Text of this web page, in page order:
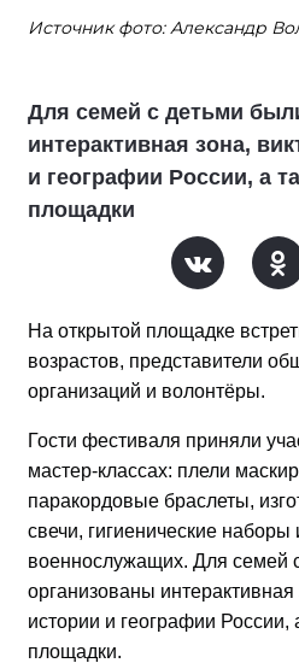
Источник фото: Александр
Для семей с детьми
интерактивная зона,
и географии России, а
площадки
На открытой площадке
возрастов, представители
организаций и волонтёры.
Гости фестиваля приняли
мастер-классах: плели
паракордовые браслеты,
свечи, гигиенические наборы
военнослужащих. Для семей
организованы
истории и географии России,
площадки.